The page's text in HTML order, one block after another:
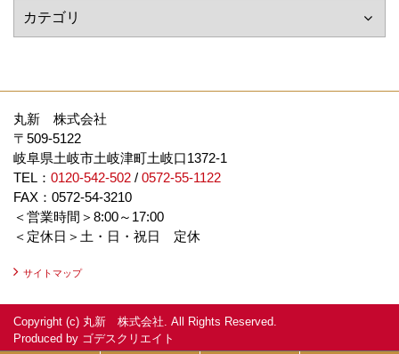
丸新 株式会社
〒509-5122
岐阜県土岐市土岐津町土岐口1372-1
TEL： 0120-542-502 / 0572-55-1122
FAX：0572-54-3210
＜営業時間＞8:00～17:00
＜定休日＞土・日・祝日 定休
サイトマップ
Copyright (c) 丸新 株式会社. All Rights Reserved.
Produced by ゴデスクリエイト